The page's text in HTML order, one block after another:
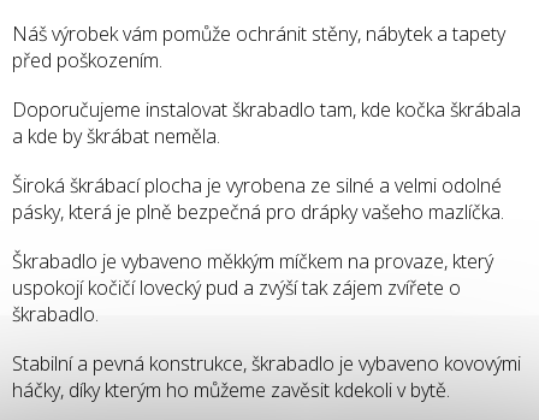
Náš výrobek vám pomůže ochránit stěny, nábytek a tapety
před poškozením.
Doporučujeme instalovat škrabadlo tam, kde kočka škrábala
a kde by škrábat neměla.
Široká škrábací plocha je vyrobena ze silné a velmi odolné
pásky, která je plně bezpečná pro drápky vašeho mazlíčka.
Škrabadlo je vybaveno měkkým míčkem na provaze, který
uspokojí kočičí lovecký pud a zvýší tak zájem zvířete o
škrabadlo.
Stabilní a pevná konstrukce, škrabadlo je vybaveno kovovými
háčky, díky kterým ho můžeme zavěsit kdekoli v bytě.